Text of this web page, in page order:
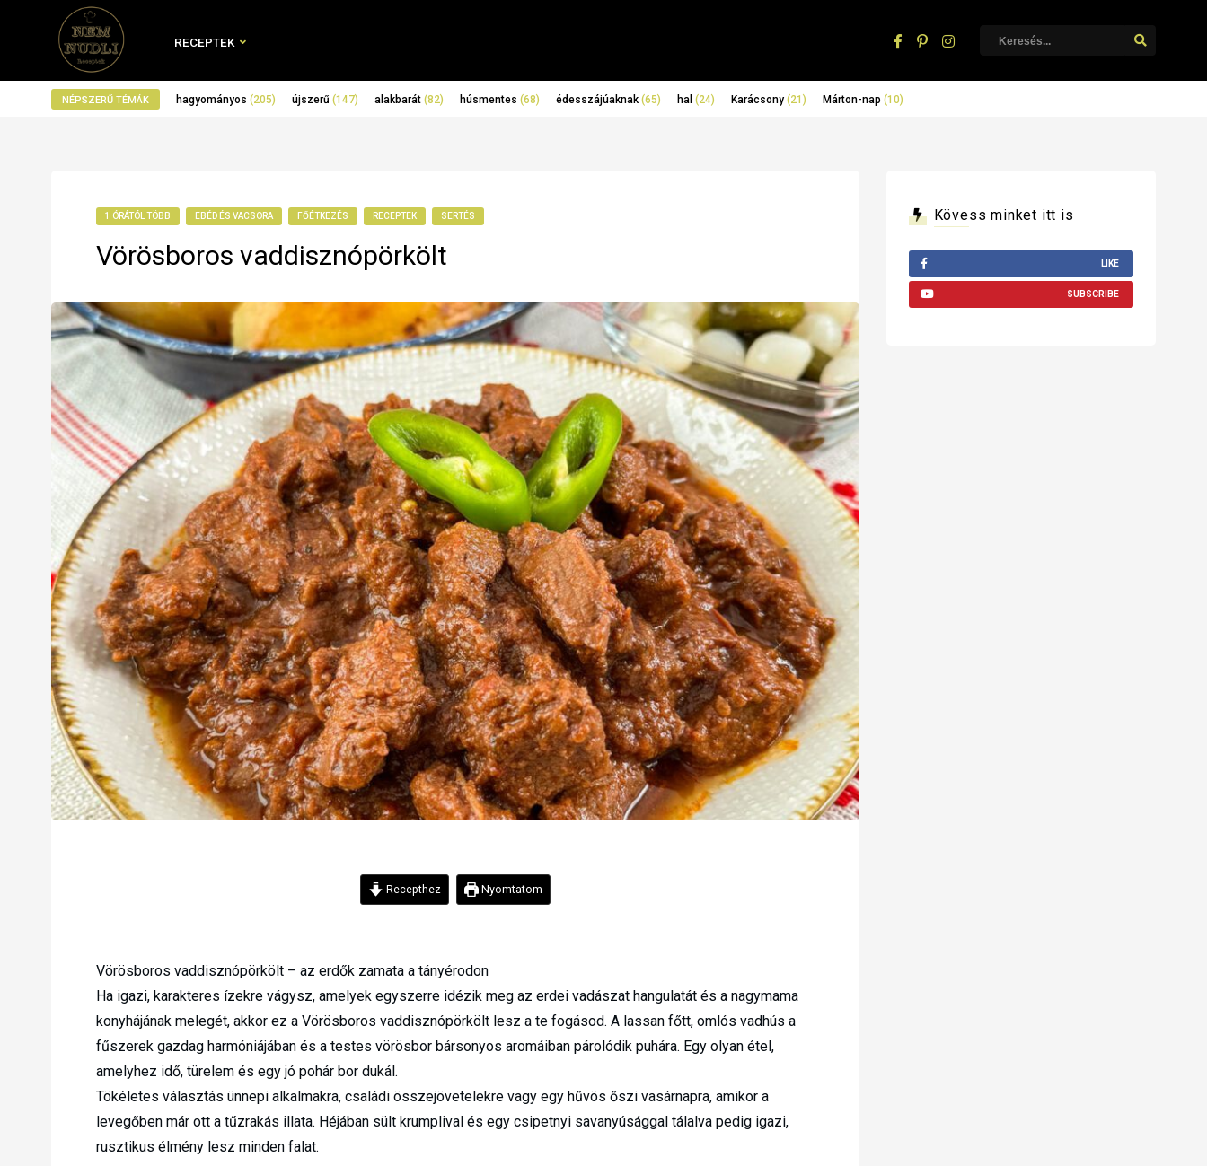
RECEPTEK
NÉPSZERŰ TÉMÁK hagyományos (205) újszerű (147) alakbarát (82) húsmentes (68) édesszájúaknak (65) hal (24) Karácsony (21) Márton-nap (10)
1 ÓRÁTÓL TÖBB EBÉD ÉS VACSORA FŐÉTKEZÉS RECEPTEK SERTÉS
Vörösboros vaddisznópörkölt
Recepthez Nyomtatom
Vörösboros vaddisznópörkölt – az erdők zamata a tányérodon
Ha igazi, karakteres ízekre vágysz, amelyek egyszerre idézik meg az erdei vadászat hangulatát és a nagymama
konyhájának melegét, akkor ez a Vörösboros vaddisznópörkölt lesz a te fogásod. A lassan főtt, omlós vadhús a
fűszerek gazdag harmóniájában és a testes vörösbor bársonyos aromáiban párolódik puhára. Egy olyan étel,
amelyhez idő, türelem és egy jó pohár bor dukál.
Tökéletes választás ünnepi alkalmakra, családi összejövetelekre vagy egy hűvös őszi vasárnapra, amikor a
levegőben már ott a tűzrakás illata. Héjában sült krumplival és egy csipetnyi savanyúsággal tálalva pedig igazi,
rusztikus élmény lesz minden falat.
Kövess minket itt is
LIKE
SUBSCRIBE